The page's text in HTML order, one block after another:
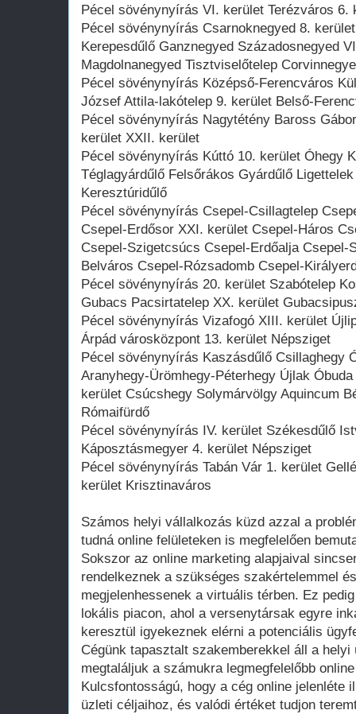
Pécel sövénynyírás VI. kerület Terézváros 6.
Pécel sövénynyírás Csarnoknegyed 8.
Kerepesdűlő Ganznegyed Századosnegyed
Magdolnanegyed Tisztviselőtelep
Pécel sövénynyírás Középső-Ferencváros
József Attila-lakótelep 9. kerület Belső-
Pécel sövénynyírás Nagytétény Baross
kerület XXII. kerület
Pécel sövénynyírás Kúttó 10. kerület Óhegy
Téglagyárdűlő Felsőrákos Gyárdűlő
Keresztúridűlő
Pécel sövénynyírás Csepel-Csillagtelep
Csepel-Erdősor XXI. kerület Csepel-Háros
Csepel-Szigetcsúcs Csepel-Erdőalja Csepel-
Belváros Csepel-Rózsadomb Csepel-
Pécel sövénynyírás 20. kerület Szabótelep
Gubacs Pacsirtatelep XX. kerület
Pécel sövénynyírás Vizafogó XIII. kerület
Árpád városközpont 13. kerület Népsziget
Pécel sövénynyírás Kaszásdűlő Csillaghegy
Aranyhegy-Ürömhegy-Péterhegy Újlak
kerület Csúcshegy Solymárvölgy Aquincum
Rómaifürdő
Pécel sövénynyírás IV. kerület Székesdűlő
Káposztásmegyer 4. kerület Népsziget
Pécel sövénynyírás Tabán Vár 1. kerület
kerület Krisztinaváros
Számos helyi vállalkozás küzd azzal a
tudná online felületeken is megfelelően
Sokszor az online marketing alapjaival
rendelkeznek a szükséges szakértelemmel
megjelenhessenek a virtuális térben. Ez
lokális piacon, ahol a versenytársak egyre
keresztül igyekeznek elérni a potenciális
Cégünk tapasztalt szakemberekkel áll a
megtaláljuk a számukra legmegfelelőbb
Kulcsfontosságú, hogy a cég online jelenléte
üzleti céljaihoz, és valódi értéket tudjon